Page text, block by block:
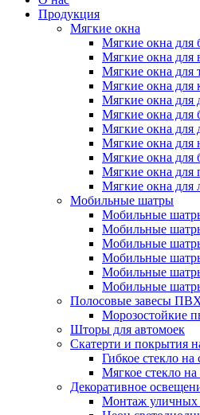
Продукция
Мягкие окна
Мягкие окна для
Мягкие окна для
Мягкие окна для
Мягкие окна для
Мягкие окна для
Мягкие окна для
Мягкие окна для
Мягкие окна для
Мягкие окна для
Мягкие окна для
Мягкие окна для
Мобильные шатры
Мобильные
Мобильные
Мобильные
Мобильные
Мобильные
Мобильные
Полосовые завесы
Морозостойкие
Шторы для автомоек
Скатерти и покрытия
Гибкое стекло на
Мягкое стекло
Декоративное
Монтаж уличных